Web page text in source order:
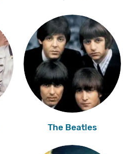
The Beatles